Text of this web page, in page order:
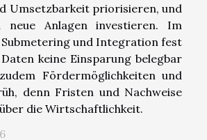
Umsetzbarkeit priorisieren, und
Anlagen investieren. Im
und Integration fest
keine Einsparung belegbar
Fördermöglichkeiten und
denn Fristen und Nachweise
die Wirtschaftlichkeit.